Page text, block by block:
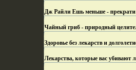
Дж Райли Ешь меньше - прекрати
Чайный гриб - природный
Здоровье без лекарств и
Лекарства, которые вас убивают